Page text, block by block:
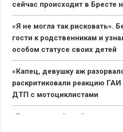
сейчас происходит в Бресте
«Я не могла так рисковать».
гости к родственникам и
особом статусе своих детей
«Капец, девушку аж
раскритиковали реакцию
ДТП с мотоциклистами
«Вымирающий край со